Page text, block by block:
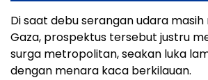
Di saat debu serangan udara
Gaza, prospektus tersebut justru
surga metropolitan, seakan luka
dengan menara kaca berkilauan.